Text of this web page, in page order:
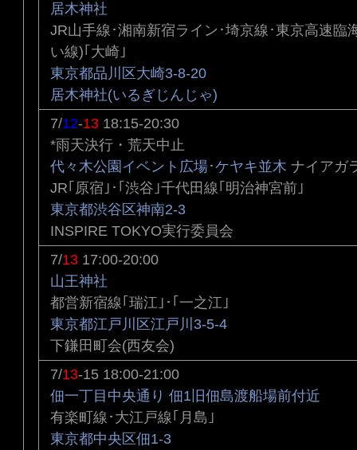
居木神社
JR山手線･湘南新宿ライン･埼京線･東京高速臨
い線)｢大崎｣
東京都品川区大崎3-8-20
居木神社(いるぎじんじゃ)
7/12-13 18:15-20:30
*雨天決行・荒天中止
代々木公園イベント広場･ケヤキ並木 ナイアガ
JR｢原宿｣･｢渋谷｣千代田線｢明治神宮前｣
東京都渋谷区神南2-3
INSPIRE TOKYO実行委員会
7/13 17:00-20:00
山王神社
都営新宿線｢瑞江｣･｢一之江｣
東京都江戸川区江戸川3-5-4
下鎌田町会(西友会)
7/13-15 18:00-21:00
佃一丁目中央通り 佃1旧佃島渡船場前付近
有楽町線･大江戸線｢月島｣
東京都中央区佃1-3